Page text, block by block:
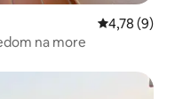
Prosječna
4,78 (9)
na more